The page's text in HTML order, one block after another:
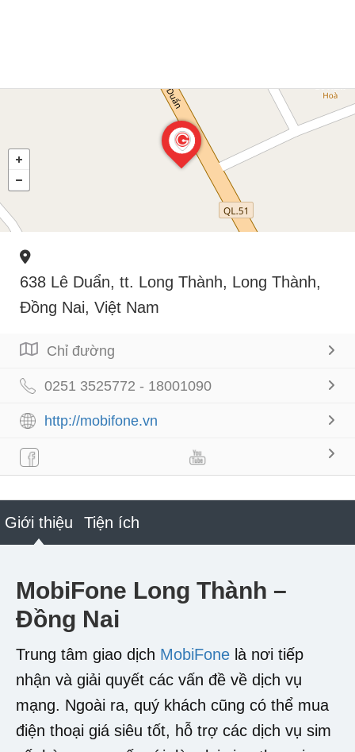
638 Lê Duẩn, tt. Long Thành, Long Thành,
Đồng Nai, Việt Nam
Chỉ đường
0251 3525772 - 18001090
http://mobifone.vn
Giới thiệu Tiện ích
MobiFone Long Thành –
Đồng Nai
Trung tâm giao dịch MobiFone là nơi tiếp
nhận và giải quyết các vấn đề về dịch vụ
mạng. Ngoài ra, quý khách cũng có thể mua
điện thoại giá siêu tốt, hỗ trợ các dịch vụ sim